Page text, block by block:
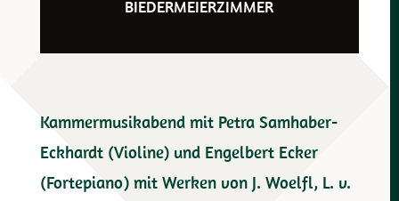
BIEDERMEIERZIMMER
Kammermusikabend mit Petra Samhaber-
Eckhardt (Violine) und Engelbert Ecker
(Fortepiano) mit Werken von J. Woelfl, L. v.